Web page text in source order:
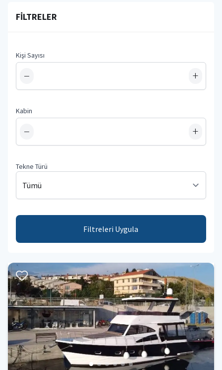
FILTRELER
Kişi Sayısı
− +
Kabin
− +
Tekne Türü
Filtreleri Uygula